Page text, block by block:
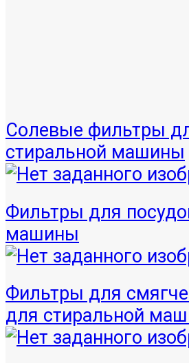
Солевые фильтры
стиральной машины
Фильтры для
машины
Фильтры для
для стиральной